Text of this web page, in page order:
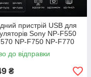
пристрій USB для
Sony NP-F550
NP-F750 NP-F770
NP-F970 подвійний
дисплеєм
до відправки
₴